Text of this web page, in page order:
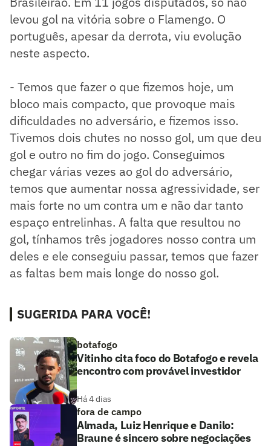
levou gol na vitória sobre o Flamengo. O
português, apesar da derrota, viu evolução
neste aspecto.
- Temos que fazer o que fizemos hoje, um
bloco mais compacto, que provoque mais
dificuldades no adversário, e fizemos isso.
Tivemos dois chutes no nosso gol, um que deu
gol e outro no fim do jogo. Conseguimos
chegar várias vezes ao gol do adversário,
temos que aumentar nossa agressividade, ser
mais forte no um contra um e não dar tanto
espaço entrelinhas. A falta que resultou no
gol, tínhamos três jogadores nosso contra um
deles e ele conseguiu passar, temos que fazer
as faltas bem mais longe do nosso gol.
SUGERIDA PARA VOCÊ!
botafogo
Vitinho cita foco do Botafogo e revela
encontro com provável investidor
Há 4 dias
fora de campo
Almada, Luiz Henrique e Danilo:
Braune é sincero sobre negociações